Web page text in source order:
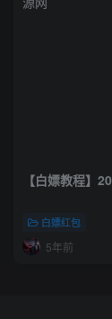
【白嫖教程】
白嫖红包
5年前